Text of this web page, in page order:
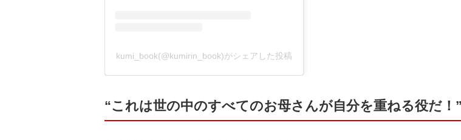
kumi_book(@kumirin_book)がシェアした投稿
“これは世の中のすべてのお母さんが自分を重ねる役だ！”